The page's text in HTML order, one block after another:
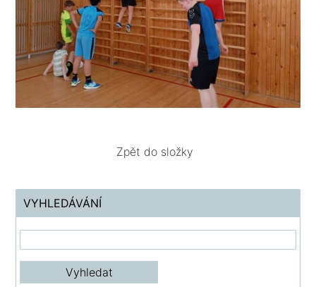
Zpět do složky
VYHLEDÁVÁNÍ